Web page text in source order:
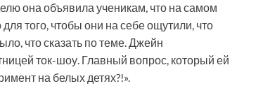
она объявила ученикам, что на самом
того, чтобы они на себе ощутили, что
что сказать по теме. Джейн
ток-шоу. Главный вопрос, который ей
на белых детях?!».